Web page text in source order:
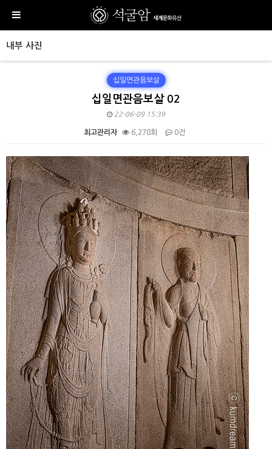
내부 사진
십일면관음보살
십일면관음보살 02
22-06-09 15:39
최고관리자 6,278회 0건
본문